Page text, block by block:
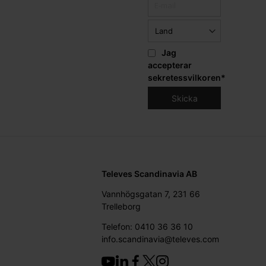
Jag
accepterar
sekretessvilkoren*
Televes Scandinavia AB
Vannhögsgatan 7, 231 66
Trelleborg
Telefon: 0410 36 36 10
info.scandinavia@televes.com